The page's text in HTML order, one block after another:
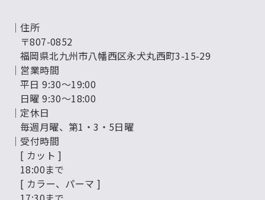
│住所
〒807-0852
福岡県北九州市八幡西区永犬丸西町3-15-29
│営業時間
平日 9:30～19:00
日曜 9:30～18:00
│定休日
毎週月曜、第1・3・5日曜
│受付時間
[ カット ]
18:00まで
[ カラー、パーマ ]